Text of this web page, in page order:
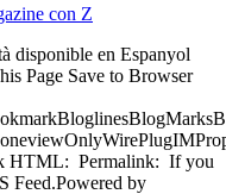
con Z
disponible en Espanyol
Page Save to Browser
HTML: Permalink: If you
Feed.Powered by